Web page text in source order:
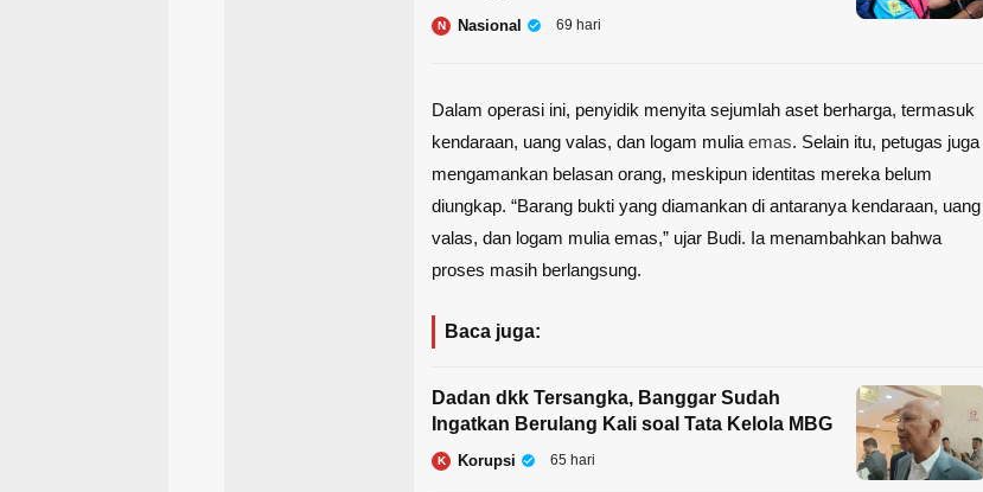
N Nasional 69 hari
Dalam operasi ini, penyidik menyita sejumlah aset berharga, termasuk
kendaraan, uang valas, dan logam mulia emas. Selain itu, petugas juga
mengamankan belasan orang, meskipun identitas mereka belum
diungkap. “Barang bukti yang diamankan di antaranya kendaraan, uang
valas, dan logam mulia emas,” ujar Budi. Ia menambahkan bahwa
proses masih berlangsung.
Baca juga:
Dadan dkk Tersangka, Banggar Sudah
Ingatkan Berulang Kali soal Tata Kelola MBG
K Korupsi 65 hari